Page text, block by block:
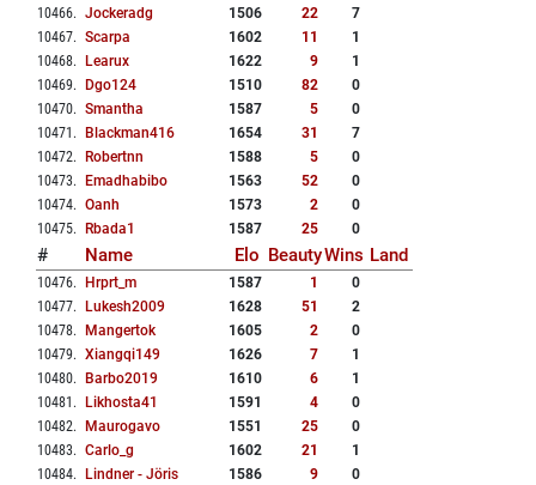
10466. Jockeradg 1506 22
7
10467. Scarpa 1602 11
1
10468. Learux 1622 9
1
10469. Dgo124 1510 82
0
10470. Smantha 1587 5
0
10471 . Blackman416 1654 31
7
10472. Robertnn 1588 5
0
10473. Emadhabibo 1563 52
0
10474. Oanh 1573 2
0
10475. Rbada1 1587 25 0
# Name Elo BeautyWins Land
10476. Hrprt_m 1587 1
0
10477. Lukesh2009 1628 51
2
10478. Mangertok 1605 2
0
10479. Xiangqi149 1626 7
1
10480. Barbo2019 1610 6
1
10481 . Likhosta41 1591 4
0
10482. Maurogavo 1551 25
0
10483. Carlo_g 1602 21
1
10484. Lindner - Jöris 1586 9
0